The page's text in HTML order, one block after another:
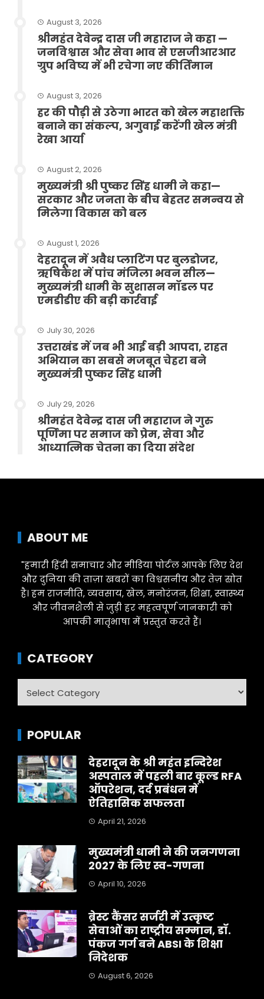
August 3, 2026
श्रीमहंत देवेन्द्र दास जी महाराज ने कहा —
जनविश्वास और सेवा भाव से एसजीआरआर
ग्रुप भविष्य में भी रचेगा नए कीर्तिमान
August 3, 2026
हर की पौड़ी से उठेगा भारत को खेल महाशक्ति
बनाने का संकल्प, अगुवाई करेंगी खेल मंत्री
रेखा आर्या
August 2, 2026
मुख्यमंत्री श्री पुष्कर सिंह धामी ने कहा—
सरकार और जनता के बीच बेहतर समन्वय से
मिलेगा विकास को बल
August 1, 2026
देहरादून में अवैध प्लाटिंग पर बुलडोजर,
ऋषिकेश में पांच मंजिला भवन सील—
मुख्यमंत्री धामी के सुशासन मॉडल पर
एमडीडीए की बड़ी कार्रवाई
July 30, 2026
उत्तराखंड में जब भी आई बड़ी आपदा, राहत
अभियान का सबसे मजबूत चेहरा बने
मुख्यमंत्री पुष्कर सिंह धामी
July 29, 2026
श्रीमहंत देवेन्द्र दास जी महाराज ने गुरु
पूर्णिमा पर समाज को प्रेम, सेवा और
आध्यात्मिक चेतना का दिया संदेश
ABOUT ME
"हमारी हिंदी समाचार और मीडिया पोर्टल आपके लिए देश
और दुनिया की ताज़ा खबरों का विश्वसनीय और तेज़ स्रोत
है। हम राजनीति, व्यवसाय, खेल, मनोरंजन, शिक्षा, स्वास्थ्य
और जीवनशैली से जुड़ी हर महत्वपूर्ण जानकारी को
आपकी मातृभाषा में प्रस्तुत करते हैं।
CATEGORY
POPULAR
देहरादून के श्री महंत इन्दिरेश
अस्पताल में पहली बार कूल्ड RFA
ऑपरेशन, दर्द प्रबंधन में
ऐतिहासिक सफलता
April 21, 2026
मुख्यमंत्री धामी ने की जनगणना
2027 के लिए स्व-गणना
April 10, 2026
ब्रेस्ट कैंसर सर्जरी में उत्कृष्ट
सेवाओं का राष्ट्रीय सम्मान, डॉ.
पंकज गर्ग बने ABSI के शिक्षा
निदेशक
August 6, 2026